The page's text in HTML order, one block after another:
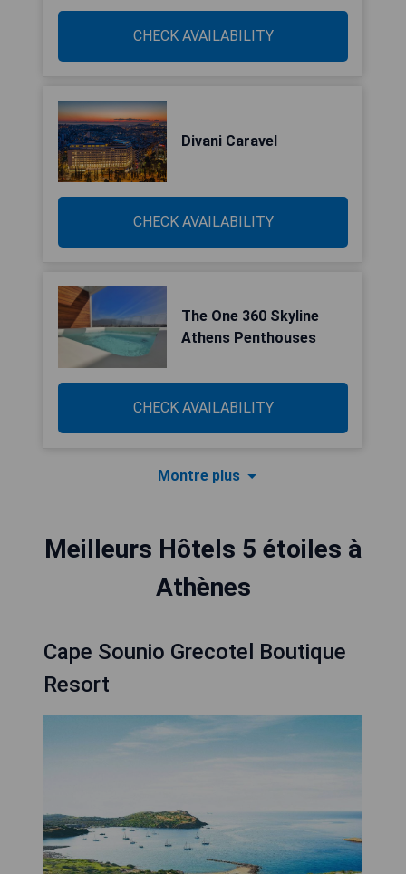
CHECK AVAILABILITY
Divani Caravel
CHECK AVAILABILITY
The One 360 Skyline
Athens Penthouses
CHECK AVAILABILITY
Montre plus
Meilleurs Hôtels 5 étoiles à
Athènes
Cape Sounio Grecotel Boutique
Resort